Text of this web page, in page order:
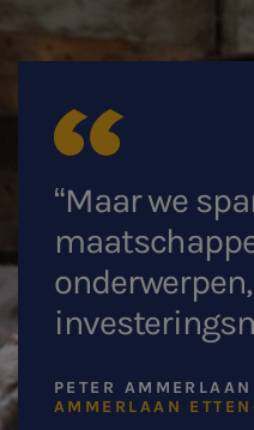
Jaarrekening
E-commerce
Ondernemer en
Agro
“Maar we
PETER AMMERLAAN
AMMERLAAN